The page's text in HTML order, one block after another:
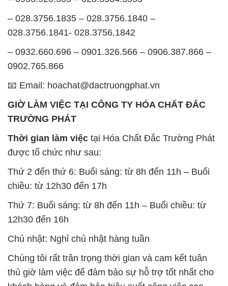
Thời gian làm việctại Hóa Chất Đắc Trường Phát
được tổ chức như sau:
Thứ 2 đến thứ 6: Buổi sáng: từ 8h đến 11h – Buổi
chiều: từ 12h30 đến 17h
Thứ 7: Buổi sáng: từ 8h đến 11h – Buổi chiều: từ
Chủ nhật: Nghỉ chủ nhật hàng tuần
Chúng tôi rất trân trọng thời gian và cam kết tuân
thủ giờ làm việc để đảm bảo sự hỗ trợ tốt nhất cho
nhất của nhân viên.
TRƯỜNG PHÁT
Đông B, Quận Bình Tân, Sài Gòn TP. Hồ Chí
Minh